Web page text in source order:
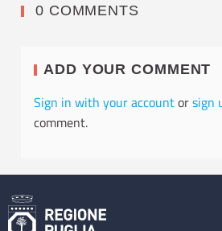
0 COMMENTS
ADD YOUR COMMENT
Sign in with your accountorsign
comment.